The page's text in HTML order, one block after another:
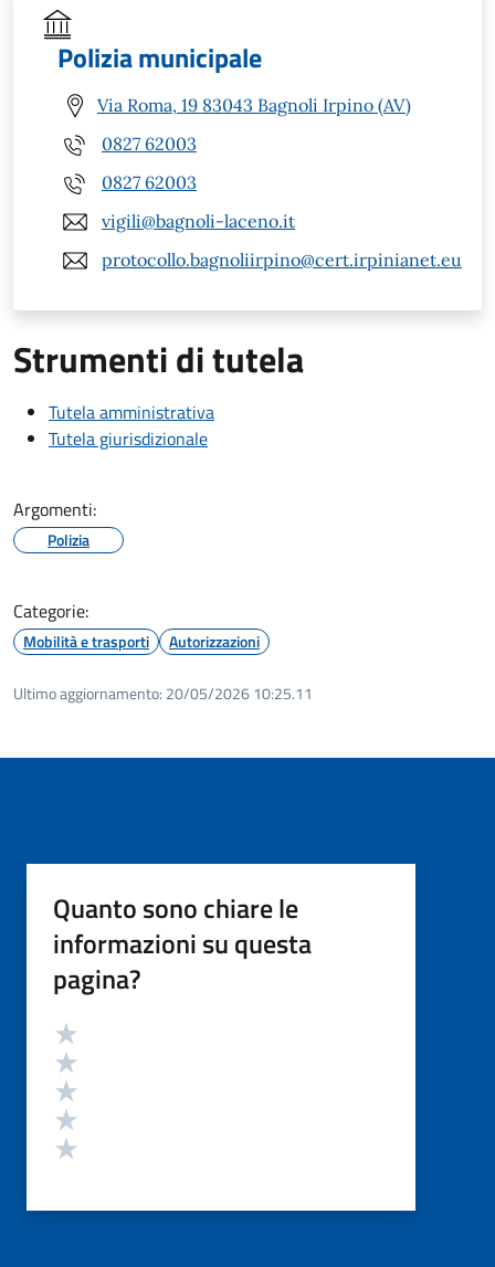
Polizia municipale
Via Roma, 19 83043 Bagnoli Irpino (AV)
0827 62003
0827 62003
vigili@bagnoli-laceno.it
protocollo.bagnoliirpino@cert.irpinianet.eu
Strumenti di tutela
Tutela amministrativa
Tutela giurisdizionale
Argomenti:
Polizia
Categorie:
Mobilità e trasporti Autorizzazioni
Ultimo aggiornamento: 20/05/2026 10:25.11
Quanto sono chiare le
informazioni su questa
pagina?
Valutazione